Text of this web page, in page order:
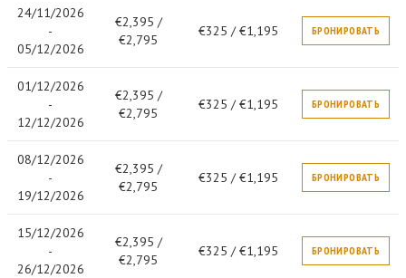
24/11/2026
-
05/12/2026
€2,395 /
€2,795
€325 / €1,195 БРОНИРОВАТЬ
01/12/2026
-
12/12/2026
€2,395 /
€2,795
€325 / €1,195 БРОНИРОВАТЬ
08/12/2026
-
19/12/2026
€2,395 /
€2,795
€325 / €1,195 БРОНИРОВАТЬ
15/12/2026
-
26/12/2026
€2,395 /
€2,795
€325 / €1,195 БРОНИРОВАТЬ